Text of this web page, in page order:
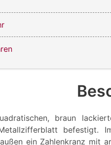
braun
befestigt.
ein Zahlenkranz mit